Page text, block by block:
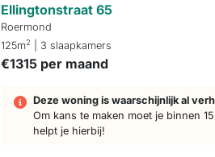
Ellingtonstraat 65
Roermond
125m2 | 3 slaapkamers
€1315 per maand
Deze woning is waarschijnlijk al
Om kans te maken moet je binnen
helpt je hierbij!